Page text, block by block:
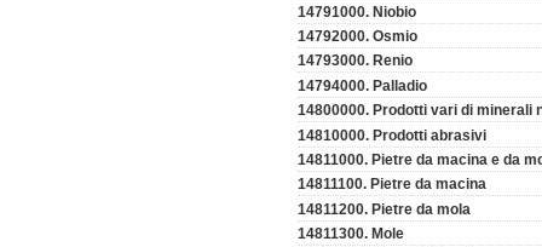
14791000. Niobio
14792000. Osmio
14793000. Renio
14794000. Palladio
14800000. Prodotti vari di minerali
14810000. Prodotti abrasivi
14811000. Pietre da macina e da
14811100. Pietre da macina
14811200. Pietre da mola
14811300. Mole